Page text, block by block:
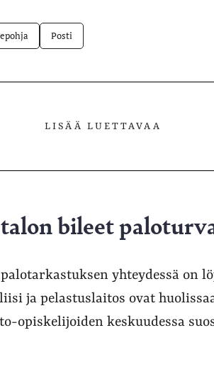
Posti
LISÄÄ LUETTAVAA
bileet
yhteydessä on
ja pelastuslaitos ovat
opiskelijoiden keskuudessa